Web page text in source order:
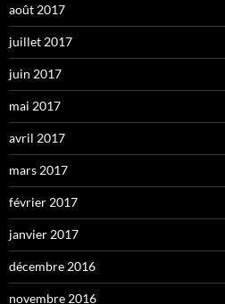
août 2017
juillet 2017
juin 2017
mai 2017
avril 2017
mars 2017
février 2017
janvier 2017
décembre 2016
novembre 2016